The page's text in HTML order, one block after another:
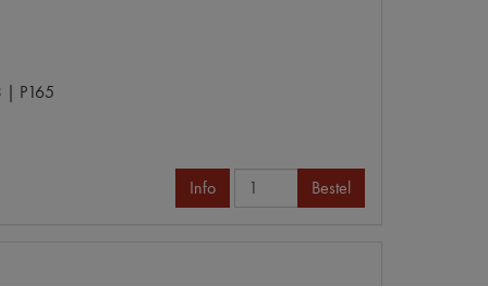
P165
Info
Bestel